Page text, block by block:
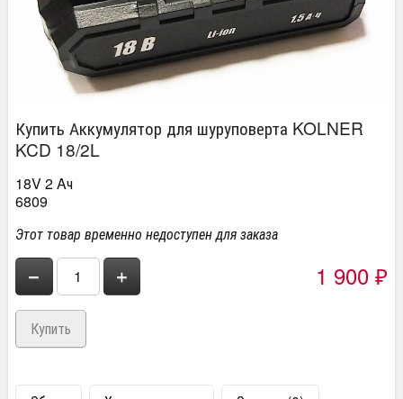
Купить Аккумулятор для шуруповерта KOLNER
KCD 18/2L
18V 2 Aч
6809
Этот товар временно недоступен для заказа
− + 1 900 ₽